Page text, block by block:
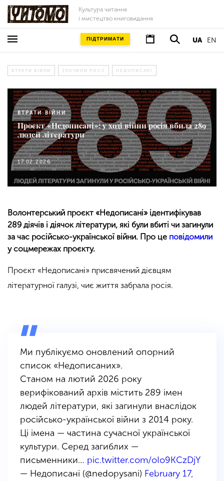
Культура читання
і мистецтво книговидання
UA EN
ПІДТРИМАТИ
ВТРАТИ ВІЙНИ ЗЛОЧИНИ РОСІЇ НЕДОПИСАНІ
ВТРАТИ ВІЙНИ
Проєкт «Недописані»: у ході війни росія вбила 289
людей літератури
17.02.2026
Волонтерський проєкт «Недописані» ідентифікував
289 діячів і діячок літератури, які були вбиті чи загинули
за час російсько-української війни. Про це повідомили
у соцмережах проєкту.
Проєкт «Недописані» присвячений дієвцям
літературної галузі, чиє життя забрала росія.
Ми публікуємо оновлений опорний
список «Недописаних».
Станом на лютий 2026 року
верифікований архів містить 289 імен
людей літератури, які загинули внаслідок
російсько-української війни з 2014 року.
Ці імена — частина сучасної української
культури. Серед загиблих —
письменники… pic.twitter.com/oIo9KCzDjY
— Недописані (@nedopysani) February 17,